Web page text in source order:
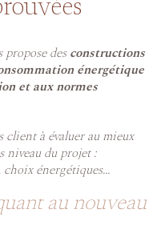
desconstructions
énergétique
et aux normes
client à évaluer au mieux
niveau du projet :
énergétiques...
au nouveau